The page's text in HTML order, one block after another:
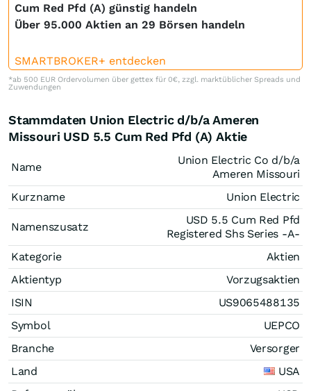
Cum Red Pfd (A) günstig handeln
Über 95.000 Aktien an 29 Börsen handeln
SMARTBROKER+ entdecken
*ab 500 EUR Ordervolumen über gettex für 0€, zzgl. marktüblicher Spreads und
Zuwendungen
Stammdaten Union Electric d/b/a Ameren
Missouri USD 5.5 Cum Red Pfd (A) Aktie
Name
Union Electric Co d/b/a
Ameren Missouri
Kurzname
Union Electric
Namenszusatz
USD 5.5 Cum Red Pfd
Registered Shs Series -A-
Kategorie
Aktien
Aktientyp
Vorzugsaktien
ISIN
US9065488135
Symbol
UEPCO
Branche
Versorger
Land
USA